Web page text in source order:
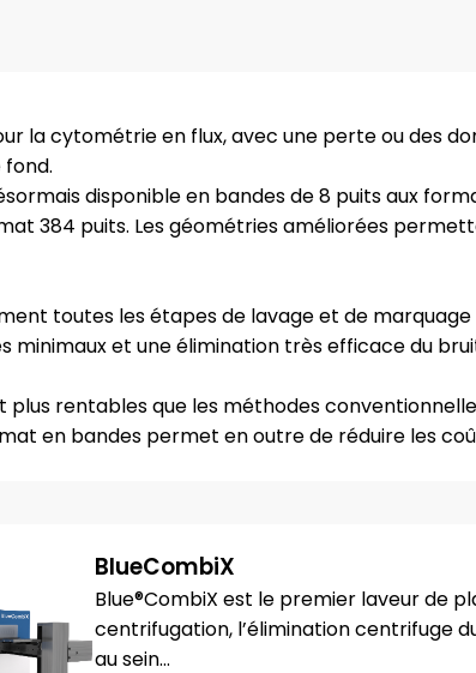
la cytométrie en flux, avec une perte ou des
disponible en bandes de 8 puits aux
384 puits. Les géométries améliorées
toutes les étapes de lavage et de
et une élimination très efficace du
plus rentables que les méthodes
en bandes permet en outre de réduire les
BlueCombiX
Blue®CombiX est le premier laveur de
centrifugation, l’élimination centrifuge
au sein...